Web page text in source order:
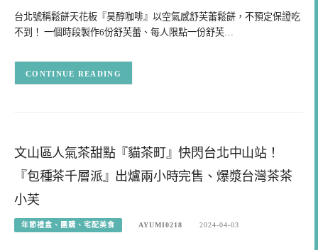
台北號稱鬆餅天花板『昊醇咖啡』以空氣感舒芙蕾鬆餅，不預定保證吃
不到！ 一個時段製作6份舒芙蕾、每人限點一份舒芙…
CONTINUE READING
文山區人氣茶甜點『貓茶町』快閃台北中山站！
『包種茶千層派』出爐兩小時完售、爆漿台灣茶茶
小芙
年節禮盒、團購、宅配美食 AYUMI0218 2024-04-03